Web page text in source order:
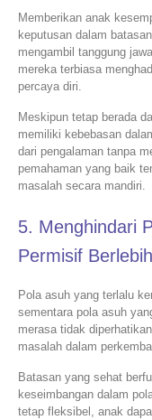
Memberikan anak
keputusan dalam
mengambil tanggung
mereka terbiasa
percaya diri.
Meskipun tetap berada
memiliki kebebasan
dari pengalaman tanpa
pemahaman yang baik
masalah secara mandiri.
5. Menghindari
Permisif
Pola asuh yang terlalu
sementara pola asuh
merasa tidak
masalah dalam
Batasan yang sehat
keseimbangan dalam
tetap fleksibel, anak